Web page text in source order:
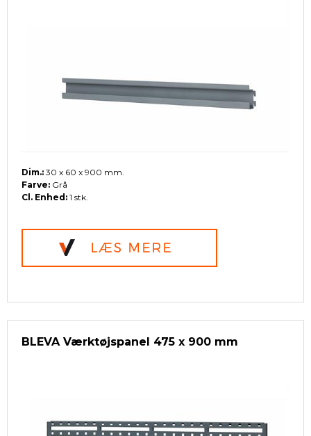
Dim.: 30 x 60 x 900 mm.
Farve: Grå
Cl. Enhed: 1 stk.
BLEVA Værktøjspanel 475 x 900 mm